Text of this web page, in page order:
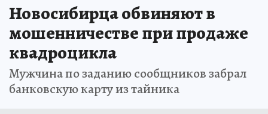
Новосибирца обвиняют в
мошенничестве при продаже
квадроцикла
Мужчина по заданию сообщников забрал
банковскую карту из тайника